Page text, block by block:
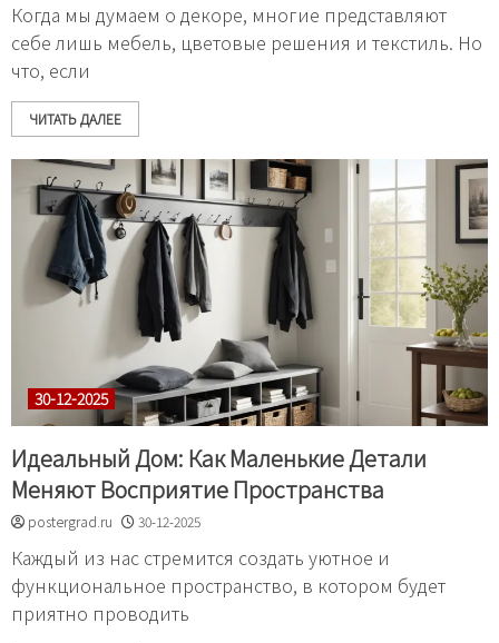
Когда мы думаем о декоре, многие представляют
себе лишь мебель, цветовые решения и текстиль. Но
что, если
ЧИТАТЬ ДАЛЕЕ
30-12-2025
Идеальный Дом: Как Маленькие Детали
Меняют Восприятие Пространства
postergrad.ru 30-12-2025
Каждый из нас стремится создать уютное и
функциональное пространство, в котором будет
приятно проводить